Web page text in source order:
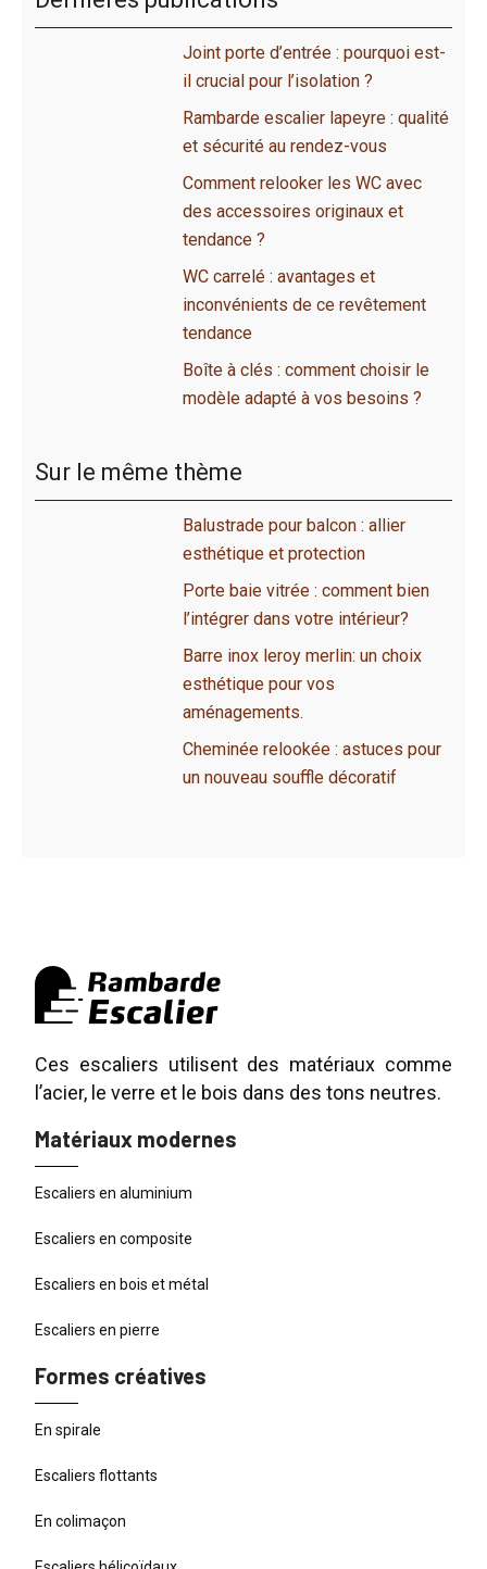
Joint porte d’entrée : pourquoi est-
il crucial pour l’isolation ?
Rambarde escalier lapeyre : qualité
et sécurité au rendez-vous
Comment relooker les WC avec
des accessoires originaux et
tendance ?
WC carrelé : avantages et
inconvénients de ce revêtement
tendance
Boîte à clés : comment choisir le
modèle adapté à vos besoins ?
Sur le même thème
Balustrade pour balcon : allier
esthétique et protection
Porte baie vitrée : comment bien
l’intégrer dans votre intérieur?
Barre inox leroy merlin: un choix
esthétique pour vos
aménagements.
Cheminée relookée : astuces pour
un nouveau souffle décoratif
Ces escaliers utilisent des matériaux comme
l’acier, le verre et le bois dans des tons neutres.
Matériaux modernes
Escaliers en aluminium
Escaliers en composite
Escaliers en bois et métal
Escaliers en pierre
Formes créatives
En spirale
Escaliers flottants
En colimaçon